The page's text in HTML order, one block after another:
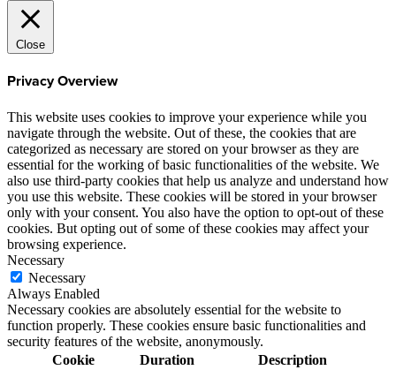
Close
Privacy Overview
This website uses cookies to improve your experience while you
navigate through the website. Out of these, the cookies that are
categorized as necessary are stored on your browser as they are
essential for the working of basic functionalities of the website. We
also use third-party cookies that help us analyze and understand how
you use this website. These cookies will be stored in your browser
only with your consent. You also have the option to opt-out of these
cookies. But opting out of some of these cookies may affect your
browsing experience.
Necessary
Necessary
Always Enabled
Necessary cookies are absolutely essential for the website to
function properly. These cookies ensure basic functionalities and
security features of the website, anonymously.
Cookie
Duration Description